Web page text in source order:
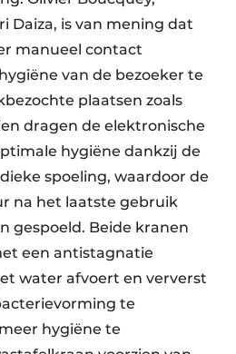
Daiza, is van mening dat
manueel contact
van de bezoeker te
plaatsen zoals
dragen de elektronische
hygiëne dankzij de
spoeling, waardoor de
na het laatste gebruik
gespoeld. Beide kranen
een antistagnatie
water afvoert en ververst
te
hygiëne te